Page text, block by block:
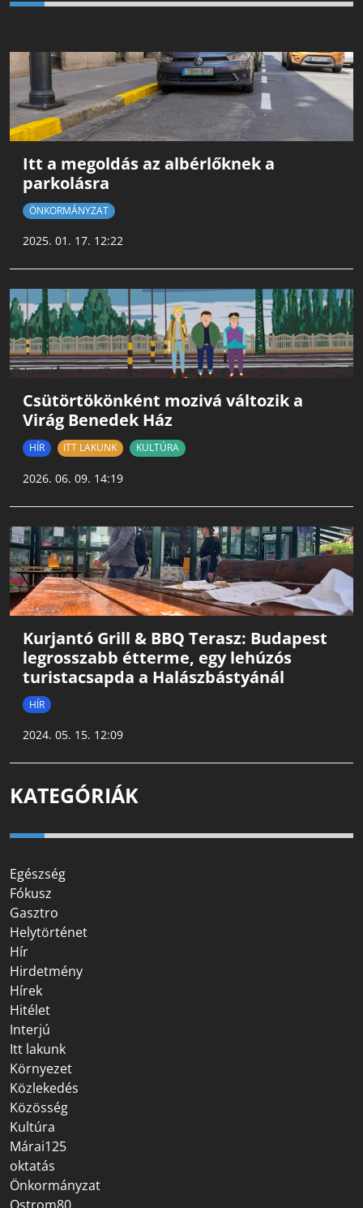
Itt a megoldás az albérlőknek a
parkolásra
ÖNKORMÁNYZAT
2025. 01. 17. 12:22
Csütörtökönként mozivá változik a
Virág Benedek Ház
HÍR ITT LAKUNK KULTÚRA
2026. 06. 09. 14:19
Kurjantó Grill & BBQ Terasz: Budapest
legrosszabb étterme, egy lehúzós
turistacsapda a Halászbástyánál
HÍR
2024. 05. 15. 12:09
KATEGÓRIÁK
Egészség
Fókusz
Gasztro
Helytörténet
Hír
Hirdetmény
Hírek
Hitélet
Interjú
Itt lakunk
Környezet
Közlekedés
Közösség
Kultúra
Márai125
oktatás
Önkormányzat